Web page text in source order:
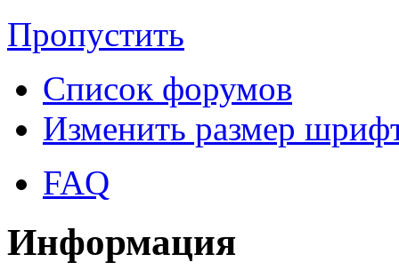
Пропустить
Список форумов
Изменить размер
FAQ
Информация